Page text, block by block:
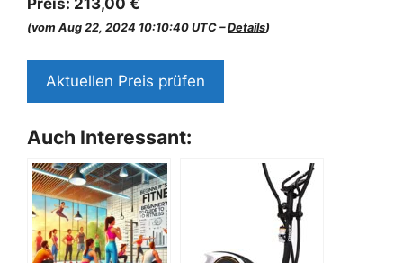
(vom Aug 22, 2024 10:10:40 UTC –Details)
Aktuellen Preis prüfen
Auch Interessant: